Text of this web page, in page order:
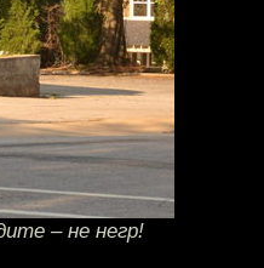
– не негр!